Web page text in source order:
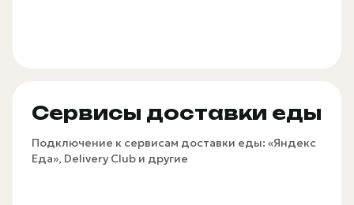
Сервисы доставки еды
Подключение к сервисам доставки еды: «Яндекс
Еда», Delivery Club и другие